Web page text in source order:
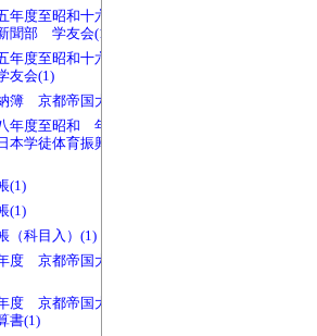
年度至昭和十六年度 現金
聞部 学友会(1)
年度至昭和十六年度 現金
友会(1)
簿 京都帝国大学学友会(1)
年度至昭和 年度 支出内
学徒体育振興会関西地方
(1)
(1)
（科目入）(1)
度 京都帝国大学学友会予
度 京都帝国大学学友会歳
書(1)